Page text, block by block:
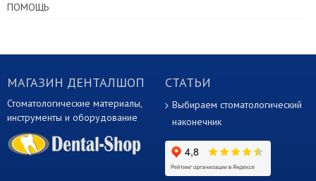
ПОМОЩЬ
МАГАЗИН ДЕНТАЛШОП
Стоматологические материалы,
инструменты и оборудование
СТАТЬИ
Выбираем стоматологический
наконечник